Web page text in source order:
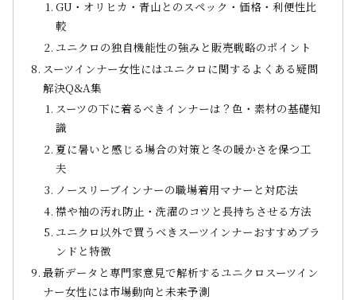
GU・オリヒカ・青山とのスペック・価格・利便性比
較
ユニクロの独自機能性の強みと販売戦略のポイント
スーツインナー女性にはユニクロに関するよくある疑問
解決Q&A集
スーツの下に着るべきインナーは？色・素材の基礎知
識
夏に暑いと感じる場合の対策と冬の暖かさを保つ工
夫
ノースリーブインナーの職場着用マナーと対応法
襟や袖の汚れ防止・洗濯のコツと長持ちさせる方法
ユニクロ以外で買うべきスーツインナーおすすめブラ
ンドと特徴
最新データと専門家意見で解析するユニクロスーツイン
ナー女性には市場動向と未来予測